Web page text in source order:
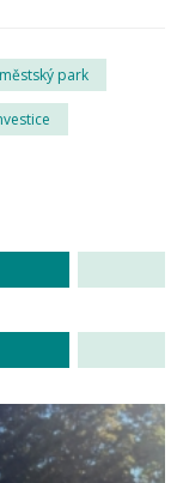
městský park